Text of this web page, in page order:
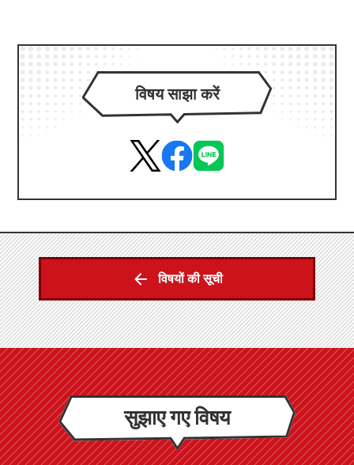
विषय साझा करें
विषयों की सूची
सुझाए गए विषय